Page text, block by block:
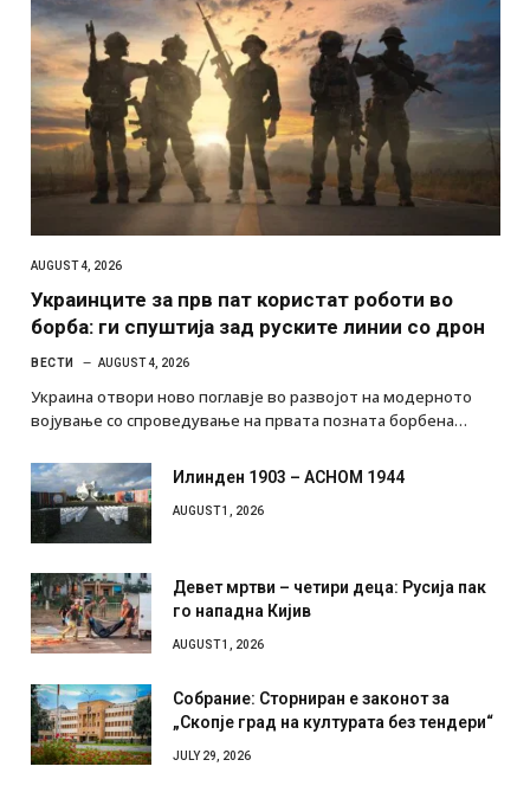
AUGUST 4, 2026
Украинците за прв пат користат роботи во
борба: ги спуштија зад руските линии со дрон
ВЕСТИ AUGUST 4, 2026
Украина отвори ново поглавје во развојот на модерното
војување со спроведување на првата позната борбена…
Илинден 1903 – АСНОМ 1944
AUGUST 1, 2026
Девет мртви – четири деца: Русија пак
го нападна Кијив
AUGUST 1, 2026
Собрание: Сторниран е законот за
„Скопје град на културата без тендери“
JULY 29, 2026